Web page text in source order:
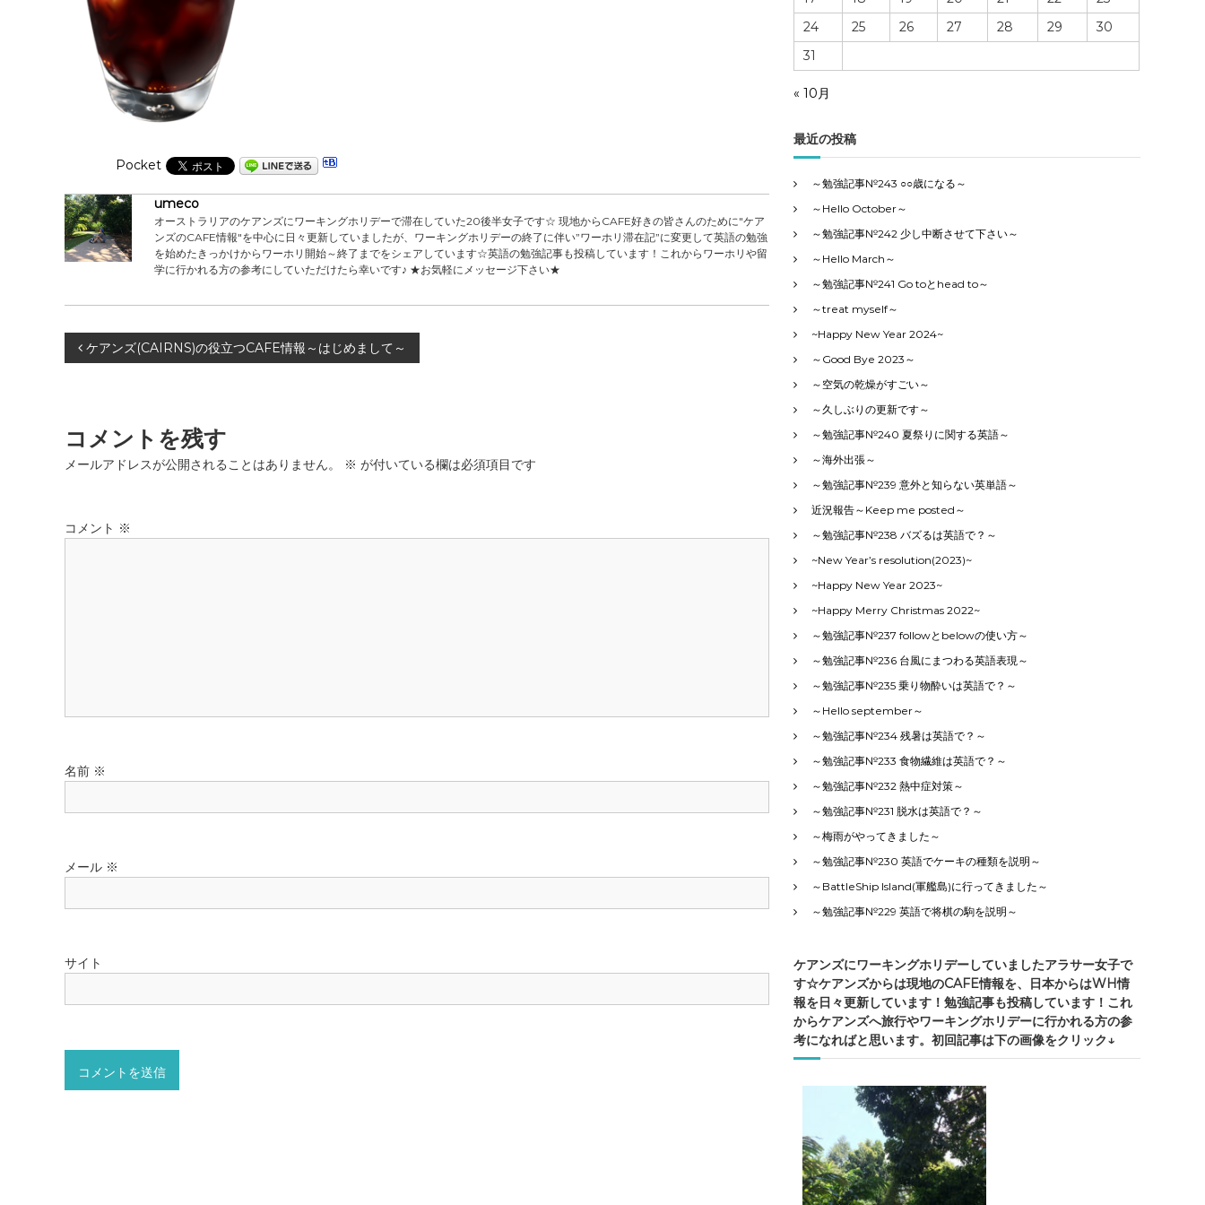
Pocket
umeco
オーストラリアのケアンズにワーキングホリデーで滞在していた20後半女子です☆ 現地からCAFE好きの皆さんのために"ケア
ンズのCAFE情報"を中心に日々更新していましたが、ワーキングホリデーの終了に伴い”ワーホリ滞在記”に変更して英語の勉強
を始めたきっかけからワーホリ開始～終了までをシェアしています☆英語の勉強記事も投稿しています！これからワーホリや留
学に行かれる方の参考にしていただけたら幸いです♪ ★お気軽にメッセージ下さい★
投
ナ
ビ
ケアンズ(CAIRNS)の役立つCAFE情報～はじめまして～
コメントを残す
メールアドレスが公開されることはありません。 ※ が付いている欄は必須項目です
コメント ※
名前 ※
メール ※
サイト
24
25 26 27 28 29
30
31
« 10月
最近の投稿
～勉強記事№243 ○○歳になる～
～Hello October～
～勉強記事№242 少し中断させて下さい～
～Hello March～
～勉強記事№241 Go toとhead to～
～treat myself～
~Happy New Year 2024~
～Good Bye 2023～
～空気の乾燥がすごい～
～久しぶりの更新です～
～勉強記事№240 夏祭りに関する英語～
～海外出張～
～勉強記事№239 意外と知らない英単語～
近況報告～Keep me posted～
～勉強記事№238 バズるは英語で？～
~New Year’s resolution(2023)~
~Happy New Year 2023~
~Happy Merry Christmas 2022~
～勉強記事№237 followとbelowの使い方～
～勉強記事№236 台風にまつわる英語表現～
～勉強記事№235 乗り物酔いは英語で？～
～Hello september～
～勉強記事№234 残暑は英語で？～
～勉強記事№233 食物繊維は英語で？～
～勉強記事№232 熱中症対策～
～勉強記事№231 脱水は英語で？～
～梅雨がやってきました～
～勉強記事№230 英語でケーキの種類を説明～
～BattleShip Island(軍艦島)に行ってきました～
～勉強記事№229 英語で将棋の駒を説明～
ケアンズにワーキングホリデーしていましたアラサー女子で
す☆ケアンズからは現地のCAFE情報を、日本からはWH情
報を日々更新しています！勉強記事も投稿しています！これ
からケアンズへ旅行やワーキングホリデーに行かれる方の参
考になればと思います。初回記事は下の画像をクリック↓